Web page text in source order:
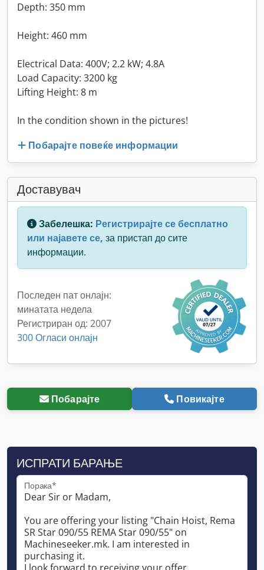
Depth: 350 mm
Height: 460 mm
Electrical Data: 400V; 2.2 kW; 4.8A
Load Capacity: 3200 kg
Lifting Height: 8 m
In the condition shown in the pictures!
Побарајте повеќе информации
Доставувач
Забелешка: Регистрирајте се бесплатно
или најавете се, за пристап до сите
информации.
Последен пат онлајн:
минатата недела
Регистриран од: 2007
300 Огласи онлајн
Побарајте Повикајте
ИСПРАТИ БАРАЊЕ
Порака*